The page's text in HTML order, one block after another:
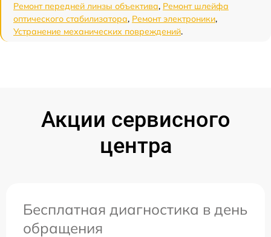
Ремонт передней линзы объектива, Ремонт шлейфа
оптического стабилизатора, Ремонт электроники,
Устранение механических повреждений.
Акции сервисного
центра
Бесплатная диагностика в день
обращения